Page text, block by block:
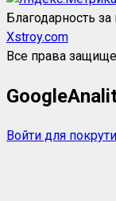
Благодарность
Xstroy.com
Все права
Войти для